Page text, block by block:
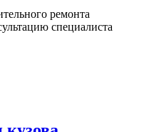
ремонта
специалиста